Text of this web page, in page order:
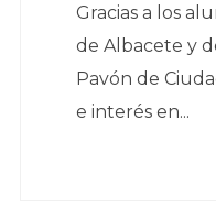
Gracias a los
de Albacete y
Pavón de
e interés en...